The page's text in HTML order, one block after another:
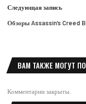
Следующая запись
Обзоры Assassin’s Creed
ВАМ ТАКЖЕ МОГУТ
Комментарии закрыты.